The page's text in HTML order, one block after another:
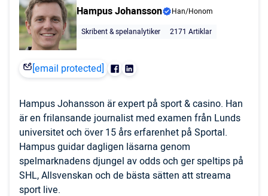
Hampus Johansson
Han/Honom
Skribent & spelanalytiker
2171 Artiklar
[email protected]
Hampus Johansson är expert på sport & casino. Han
är en frilansande journalist med examen från Lunds
universitet och över 15 års erfarenhet på Sportal.
Hampus guidar dagligen läsarna genom
spelmarknadens djungel av odds och ger speltips på
SHL, Allsvenskan och de bästa sätten att streama
sport live.